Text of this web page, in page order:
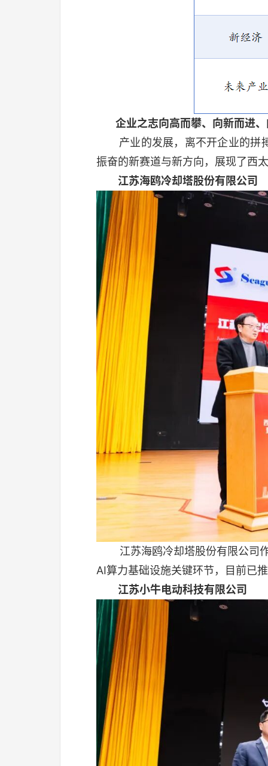
企业之志向高而攀、向新而进
产业的发展，离不开企业的拼
振奋的新赛道与新方向，展现了西
江苏海鸥冷却塔股份有限公司
江苏海鸥冷却塔股份有限公司
AI算力基础设施关键环节，目前已
江苏小牛电动科技有限公司